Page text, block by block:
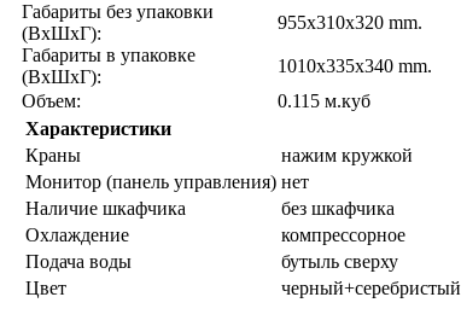
Габариты без упаковки
(ВxШxГ):
955x310x320 mm.
Габариты в упаковке
(ВxШxГ):
1010x335x340 mm.
Объем:
0.115 м.куб
Характеристики
Краны
нажим кружкой
Монитор (панель управления) нет
Наличие шкафчика
без шкафчика
Охлаждение
компрессорное
Подача воды
бутыль сверху
Цвет
черный+серебристый